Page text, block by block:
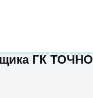
ГК ТОЧНО